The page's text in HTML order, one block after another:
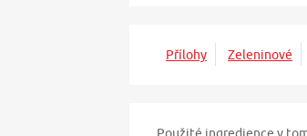
Přílohy Zeleninové